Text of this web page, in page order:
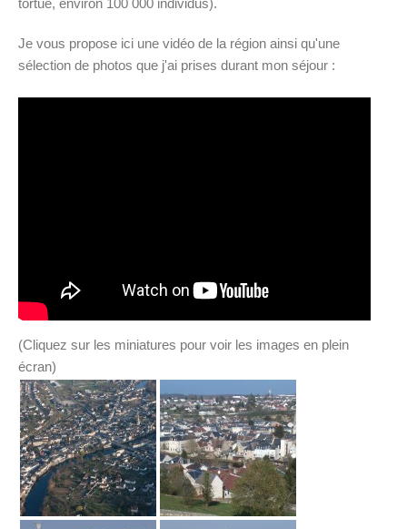
tortue, environ 100 000 individus).
Je vous propose ici une vidéo de la région ainsi qu'une
sélection de photos que j'ai prises durant mon séjour :